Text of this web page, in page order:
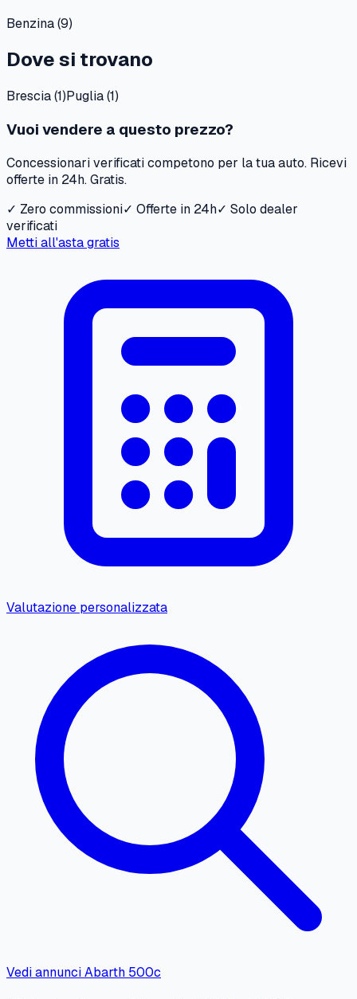
Benzina(9)
Dove si trovano
Brescia(1)Puglia(1)
Vuoi vendere a questo prezzo?
Concessionari verificati competono per la tua auto. Ricevi
offerte in 24h. Gratis.
✓ Zero commissioni✓ Offerte in 24h✓ Solo dealer
verificati
Metti all'asta gratis
Valutazione personalizzata
Vedi annunciAbarth 500c